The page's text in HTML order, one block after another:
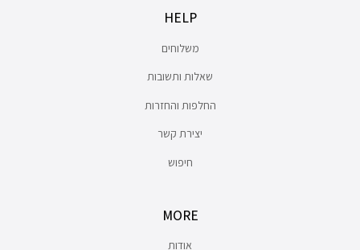
HELP
משלוחים
שאלות ותשובות
החלפות והחזרות
יצירת קשר
חיפוש
MORE
אודות